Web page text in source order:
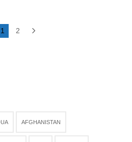
1 2
AFGHANISTAN